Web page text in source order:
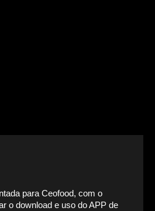
para Ceofood, com o
o download e uso do APP de